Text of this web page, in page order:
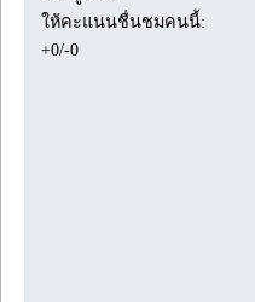
ให้คะแนนชื่นชมคนนี้:
+0/-0